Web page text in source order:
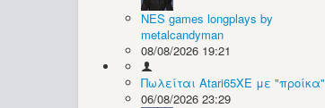
NES games longplays by
metalcandyman
08/08/2026 19:21
Πωλείται Atari65XE με "προίκα"
06/08/2026 23:29